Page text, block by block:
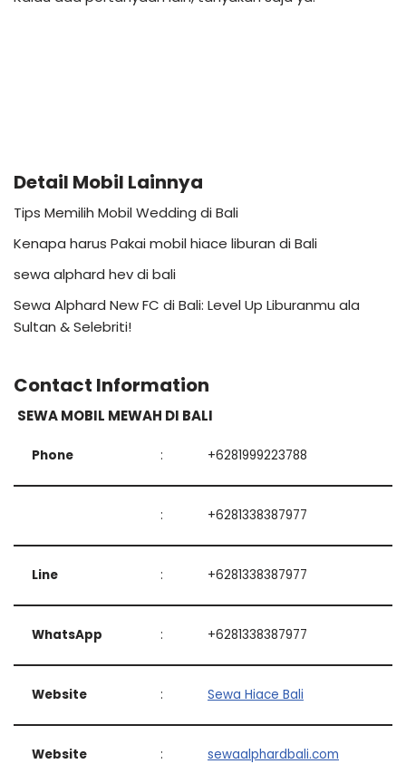
Detail Mobil Lainnya
Tips Memilih Mobil Wedding di Bali
Kenapa harus Pakai mobil hiace liburan di Bali
sewa alphard hev di bali
Sewa Alphard New FC di Bali: Level Up Liburanmu ala
Sultan & Selebriti!
Contact Information
SEWA MOBIL MEWAH DI BALI
Phone : +6281999223788
: +6281338387977
Line : +6281338387977
WhatsApp : +6281338387977
Website : Sewa Hiace Bali
Website : sewaalphardbali.com